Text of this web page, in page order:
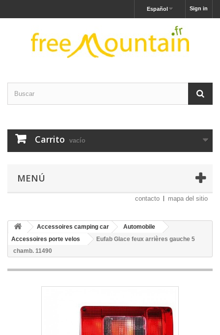
Sign in
Español
Carrito vacío
MENÚ
contacto mapa del sitio
Accessoires camping car
Automobile
Accessoires porte velos
Eufab Glace feux arrières gauche 5
chamb. 11490